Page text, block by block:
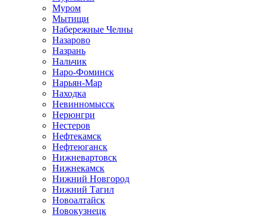
Муром
Мытищи
Набережные Челны
Назарово
Назрань
Нальчик
Наро-Фоминск
Нарьян-Мар
Находка
Невинномысск
Нерюнгри
Нестеров
Нефтекамск
Нефтеюганск
Нижневартовск
Нижнекамск
Нижний Новгород
Нижний Тагил
Новоалтайск
Новокузнецк